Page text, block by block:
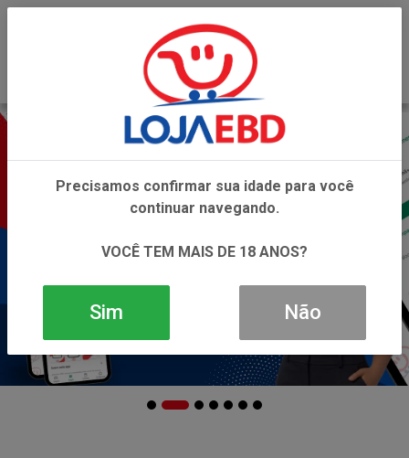
Precisamos confirmar sua idade para você
continuar navegando.
VOCÊ TEM MAIS DE 18 ANOS?
Sim Não